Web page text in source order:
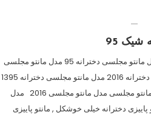
شیک 95
مدل مانتو مجلسی دخترانه 1395 مدل مانتو مجلسی دخترانه 95 مدل مانتو مجلسی
دخترانه شیک 95 مدل مانتو مجلسی دخترانه 2016 مدل مانتو مجلسی دخترانه 1395
مدل مانتو مجلسی دخترانه 95 مدل مانتو مجلسی مدل مانتو مجلسی 2016 مدل
, مدل مانتو پاییزی دخترانه خیلی خوشکل , مانتو پاییزی